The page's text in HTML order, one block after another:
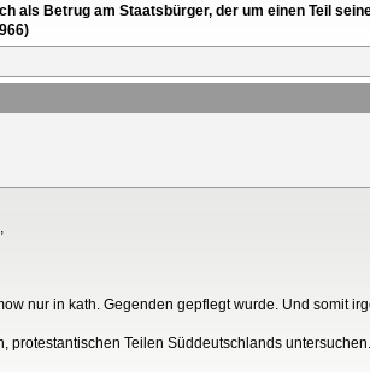
als Betrug am Staatsbürger, der um einen Teil
nur in kath. Gegenden gepflegt wurde. Und somit
Teilen Süddeutschlands untersuchen.